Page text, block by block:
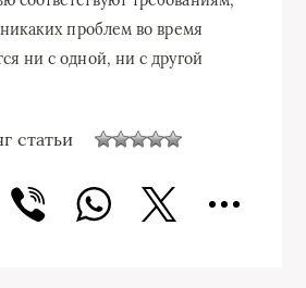
проблем во время
ни с одной, ни с другой
статьи